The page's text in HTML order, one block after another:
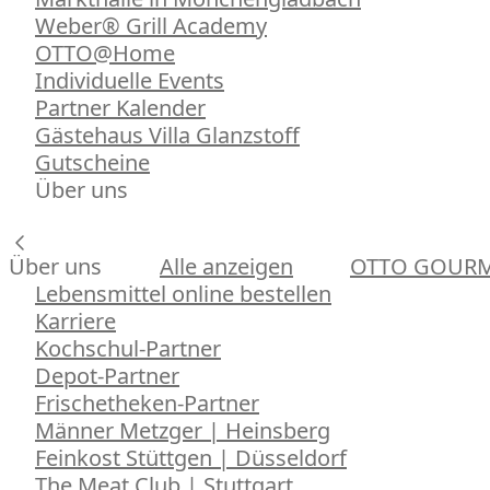
Weber® Grill Academy
OTTO@Home
Individuelle Events
Partner Kalender
Gästehaus Villa Glanzstoff
Gutscheine
Über uns
Über uns Alle anzeigen
OTTO
Lebensmittel online bestellen
Karriere
Kochschul-Partner
Depot-Partner
Frischetheken-Partner
Männer Metzger | Heinsberg
Feinkost Stüttgen | Düsseldorf